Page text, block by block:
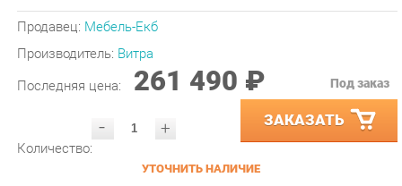
Производитель:Витра
Последняя цена: 261 490 ₽
- ЗАКАЗАТЬ
УТОЧНИТЬ НАЛИЧИЕ
ПРИГЛАСИТЬ ЗАМЕРЩИКА